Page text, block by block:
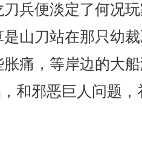
刀兵便淡定了何况
山刀站在那只幼
胀痛，等岸边的大
和邪恶巨人问题